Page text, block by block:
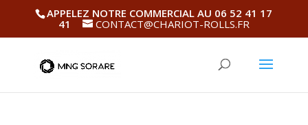
APPELEZ NOTRE COMMERCIAL AU 06 52 41 17
41
CONTACT@CHARIOT-ROLLS.FR